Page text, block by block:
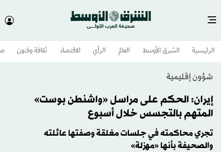
الرئيسية الشرق الأوسط​ العالم الرأي الاقتصاد ثقافة وفنون
شؤون إقليمية
إيران: الحكم على مراسل «واشنطن بوست»
المتهم بالتجسس خلال أسبوع
تجري محاكمته في جلسات مغلقة وصفتها عائلته
والصحيفة بأنها «مهزلة»